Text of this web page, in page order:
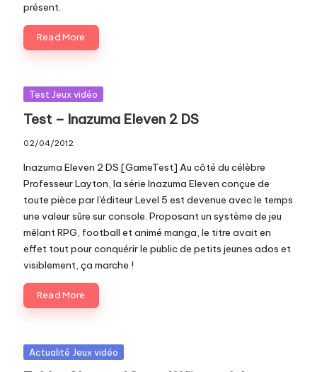
présent.
Read More
Posted
Test Jeux vidéo
Test – Inazuma Eleven 2 DS
02/04/2012
Inazuma Eleven 2 DS [GameTest] Au côté du célèbre
Professeur Layton, la série Inazuma Eleven conçue de
toute pièce par l'éditeur Level 5 est devenue avec le temps
une valeur sûre sur console. Proposant un système de jeu
mêlant RPG, football et animé manga, le titre avait en
effet tout pour conquérir le public de petits jeunes ados et
visiblement, ça marche !
Read More
Posted
Actualité Jeux vidéo